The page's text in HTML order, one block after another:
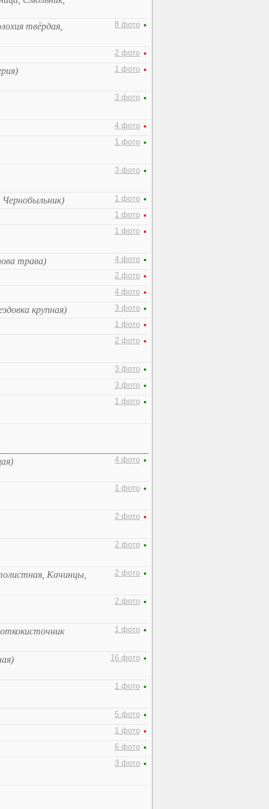
твёрдая, 8 фото •
2 фото •
1 фото •
3 фото •
4 фото •
1 фото •
3 фото •
1 фото •
1 фото •
1 фото •
трава) 4 фото •
2 фото •
4 фото •
крупная) 3 фото •
1 фото •
2 фото •
3 фото •
3 фото •
1 фото •
4 фото •
1 фото •
2 фото •
2 фото •
Качинцы, 2 фото •
2 фото •
1 фото •
16 фото •
1 фото •
5 фото •
1 фото •
6 фото •
3 фото •